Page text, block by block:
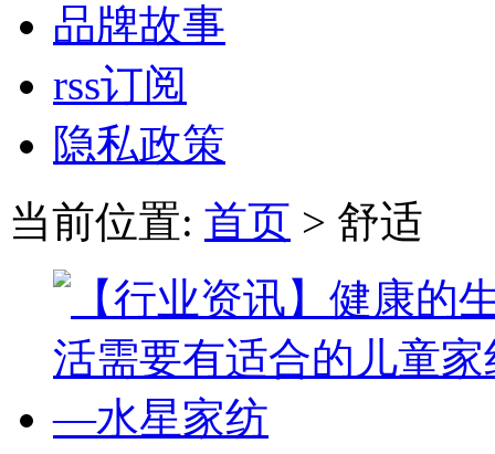
品牌故事
rss订阅
隐私政策
当前位置: 首页 > 舒适